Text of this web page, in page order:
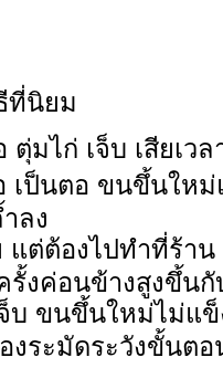
ที่นิยม
ตุ่มไก่ เจ็บ เสียเว
เป็นตอ ขนขึ้นให
ลง
ต่ต้องไปทำที่ร้าน
รั้งค่อนข้างสูงขึ้นกั
บ ขนขึ้นใหม่ไม่แข็
งระมัดระวังขั้นต